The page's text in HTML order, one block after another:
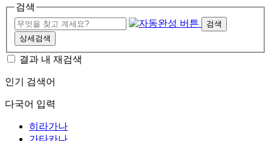
검색
검색
상세검색
결과 내 재검색
인기 검색어
다국어 입력
히라가나